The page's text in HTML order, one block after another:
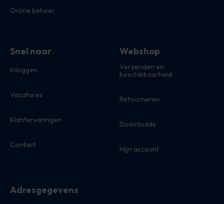
Online beheer
Snel naar
Inloggen
Vacatures
Klantervaringen
Contact
Webshop
Verzenden en
beschikbaarheid
Retourneren
Downloads
Mijn account
Adresgegevens